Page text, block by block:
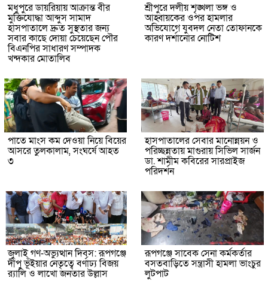
মধুপুরে ডায়রিয়ায় আক্রান্ত বীর
মুক্তিযোদ্ধা আব্দুস সামাদ
হাসপাতালে দ্রুত সুস্থতার জন্য
সবার কাছে দোয়া চেয়েছেন পৌর
বিএনপির সাধারণ সম্পাদক
খন্দকার মোতালিব
শ্রীপুরে দলীয় শৃঙ্খলা ভঙ্গ ও
আহ্বায়কের ওপর হামলার
অভিযোগে যুবদল নেতা তোফানকে
কারণ দর্শানোর নোটিশ
পাতে মাংস কম দেওয়া নিয়ে বিয়ের
আসরে তুলকালাম, সংঘর্ষে আহত
৩
হাসপাতালের সেবার মানোন্নয়ন ও
পরিচ্ছন্নতায় মাগুরায় সিভিল সার্জন
ডা. শামীম কবিরের সারপ্রাইজ
পরিদর্শন
জুলাই গণ-অভ্যুত্থান দিবস: রূপগঞ্জে
দীপু ভূঁইয়ার নেতৃত্বে বর্ণাঢ্য বিজয়
র‌্যালি ও লাখো জনতার উল্লাস
রূপগঞ্জে সাবেক সেনা কর্মকর্তার
বসতবাড়িতে সন্ত্রাসী হামলা ভাংচুর
লুটপাট